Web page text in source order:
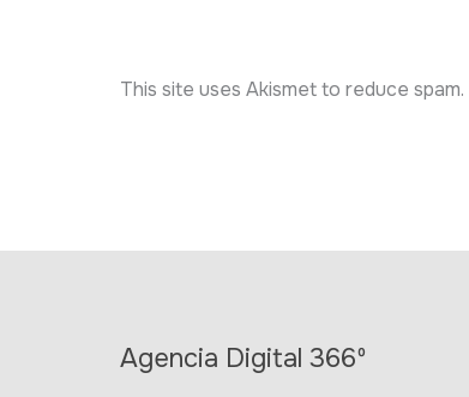
This site uses Akismet to reduce spam.
Agencia Digital 366º